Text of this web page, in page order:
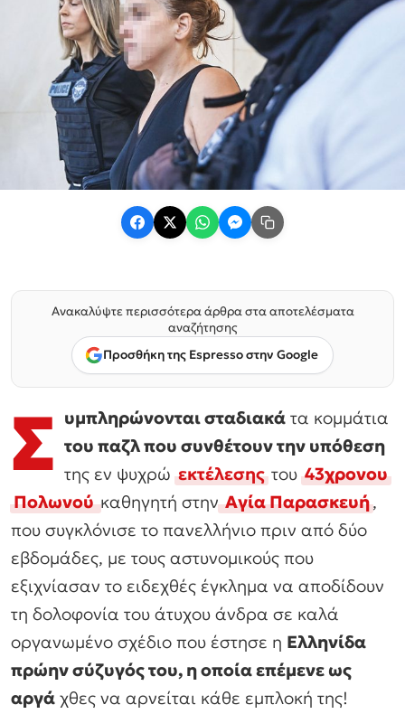
Ανακαλύψτε περισσότερα άρθρα στα αποτελέσματα
αναζήτησης
Προσθήκη της Espresso στην Google
Σ υμπληρώνονται σταδιακά τα κομμάτια
του παζλ που συνθέτουν την υπόθεση
της εν ψυχρώεκτέλεσης του43χρονου
Πολωνού καθηγητή στηνΑγία Παρασκευή,
που συγκλόνισε το πανελλήνιο πριν από δύο
εβδομάδες, με τους αστυνομικούς που
εξιχνίασαν το ειδεχθές έγκλημα να αποδίδουν
τη δολοφονία του άτυχου άνδρα σε καλά
οργανωμένο σχέδιο που έστησε η Ελληνίδα
πρώην σύζυγός του, η οποία επέμενε ως
αργά χθες να αρνείται κάθε εμπλοκή της!